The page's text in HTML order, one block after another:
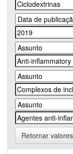
Retornar valores